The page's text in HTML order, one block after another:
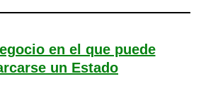
en el que puede
un Estado